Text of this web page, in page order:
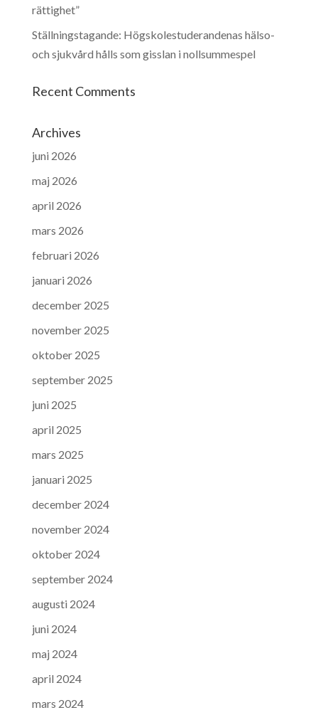
rättighet”
Ställningstagande: Högskolestuderandenas hälso-
och sjukvård hålls som gisslan i nollsummespel
Recent Comments
Archives
juni 2026
maj 2026
april 2026
mars 2026
februari 2026
januari 2026
december 2025
november 2025
oktober 2025
september 2025
juni 2025
april 2025
mars 2025
januari 2025
december 2024
november 2024
oktober 2024
september 2024
augusti 2024
juni 2024
maj 2024
april 2024
mars 2024